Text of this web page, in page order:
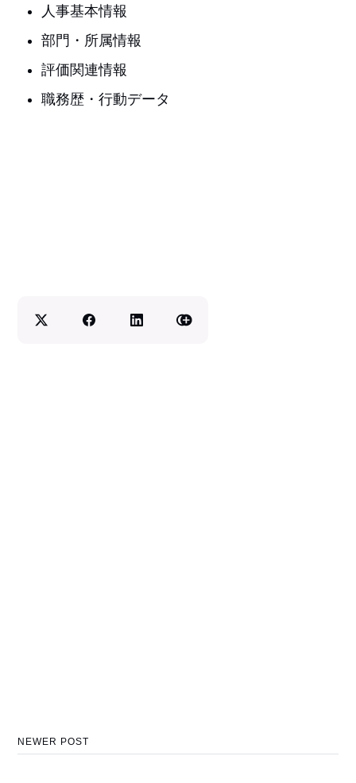
人事基本情報
部門・所属情報
評価関連情報
職務歴・行動データ
NEWER POST